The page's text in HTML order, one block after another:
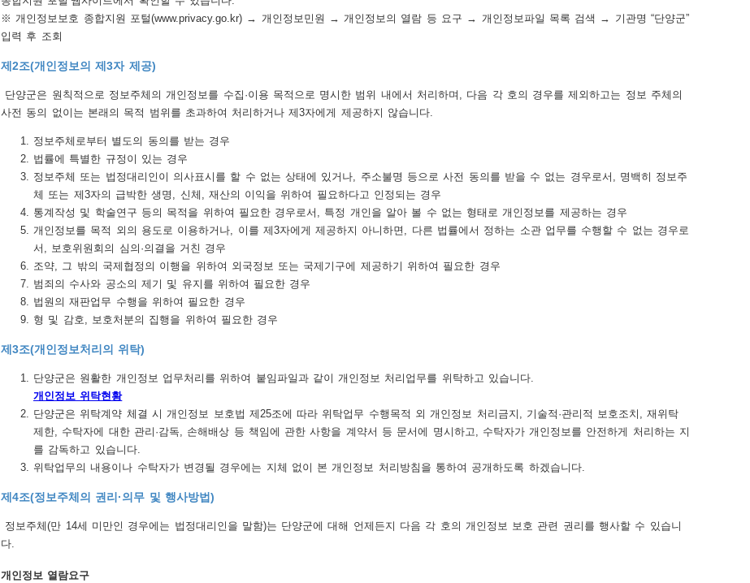
※ 개인정보보호 종합지원 포털(www.privacy.go.kr) → 개인정보민원 → 개인정보의 열람 등 요구 → 개인정보파일 목록 검색 → 기관명 “단양군”
입력 후 조회
제2조(개인정보의 제3자 제공)
단양군은 원칙적으로 정보주체의 개인정보를 수집·이용 목적으로 명시한 범위 내에서 처리하며, 다음 각 호의 경우를 제외하고는 정보 주체의
사전 동의 없이는 본래의 목적 범위를 초과하여 처리하거나 제3자에게 제공하지 않습니다.
정보주체로부터 별도의 동의를 받는 경우
법률에 특별한 규정이 있는 경우
정보주체 또는 법정대리인이 의사표시를 할 수 없는 상태에 있거나, 주소불명 등으로 사전 동의를 받을 수 없는 경우로서, 명백히 정보주
체 또는 제3자의 급박한 생명, 신체, 재산의 이익을 위하여 필요하다고 인정되는 경우
통계작성 및 학술연구 등의 목적을 위하여 필요한 경우로서, 특정 개인을 알아 볼 수 없는 형태로 개인정보를 제공하는 경우
개인정보를 목적 외의 용도로 이용하거나, 이를 제3자에게 제공하지 아니하면, 다른 법률에서 정하는 소관 업무를 수행할 수 없는 경우로
서, 보호위원회의 심의·의결을 거친 경우
조약, 그 밖의 국제협정의 이행을 위하여 외국정보 또는 국제기구에 제공하기 위하여 필요한 경우
범죄의 수사와 공소의 제기 및 유지를 위하여 필요한 경우
법원의 재판업무 수행을 위하여 필요한 경우
형 및 감호, 보호처분의 집행을 위하여 필요한 경우
제3조(개인정보처리의 위탁)
단양군은 원활한 개인정보 업무처리를 위하여 붙임파일과 같이 개인정보 처리업무를 위탁하고 있습니다.
개인정보 위탁현황
단양군은 위탁계약 체결 시 개인정보 보호법 제25조에 따라 위탁업무 수행목적 외 개인정보 처리금지, 기술적·관리적 보호조치, 재위탁
제한, 수탁자에 대한 관리·감독, 손해배상 등 책임에 관한 사항을 계약서 등 문서에 명시하고, 수탁자가 개인정보를 안전하게 처리하는 지
를 감독하고 있습니다.
위탁업무의 내용이나 수탁자가 변경될 경우에는 지체 없이 본 개인정보 처리방침을 통하여 공개하도록 하겠습니다.
제4조(정보주체의 권리·의무 및 행사방법)
정보주체(만 14세 미만인 경우에는 법정대리인을 말함)는 단양군에 대해 언제든지 다음 각 호의 개인정보 보호 관련 권리를 행사할 수 있습니
다.
개인정보 열람요구